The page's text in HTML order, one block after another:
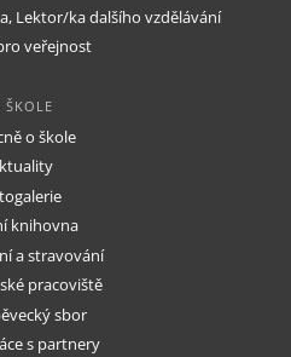
Lektor/ka dalšího vzdělávání
veřejnost
ŠKOLE
o škole
knihovna
a stravování
pracoviště
sbor
s partnery